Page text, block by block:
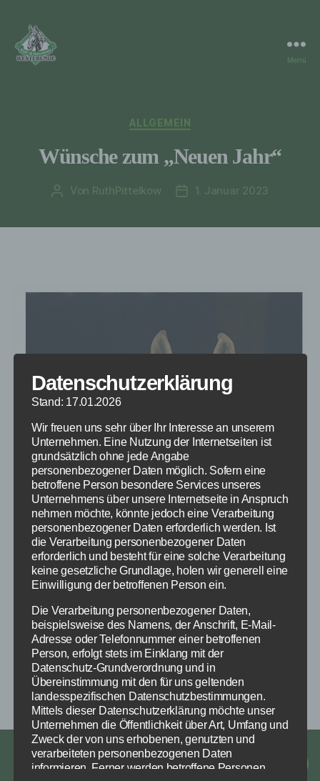
Menü
Kategorien
ALLGEMEIN
Wünsche zum „Neuen Jahr“
Beitragsautor
Von RuthPittelkow Veröffentlichungsdatum
1. Januar 2023
Impressum
Facebook
E-
Datenschutzerklärung
Stand: 17.01.2026
Wir freuen uns sehr über Ihr Interesse an unserem
Unternehmen. Eine Nutzung der Internetseiten ist
grundsätzlich ohne jede Angabe
personenbezogener Daten möglich. Sofern eine
betroffene Person besondere Services unseres
Unternehmens über unsere Internetseite in Anspruch
nehmen möchte, könnte jedoch eine Verarbeitung
personenbezogener Daten erforderlich werden. Ist
die Verarbeitung personenbezogener Daten
erforderlich und besteht für eine solche Verarbeitung
keine gesetzliche Grundlage, holen wir generell eine
Einwilligung der betroffenen Person ein.
Die Verarbeitung personenbezogener Daten,
beispielsweise des Namens, der Anschrift, E-Mail-
Adresse oder Telefonnummer einer betroffenen
Person, erfolgt stets im Einklang mit der
Datenschutz-Grundverordnung und in
Übereinstimmung mit den für uns geltenden
landesspezifischen Datenschutzbestimmungen.
Mittels dieser Datenschutzerklärung möchte unser
Unternehmen die Öffentlichkeit über Art, Umfang und
Zweck der von uns erhobenen, genutzten und
verarbeiteten personenbezogenen Daten
informieren. Ferner werden betroffene Personen